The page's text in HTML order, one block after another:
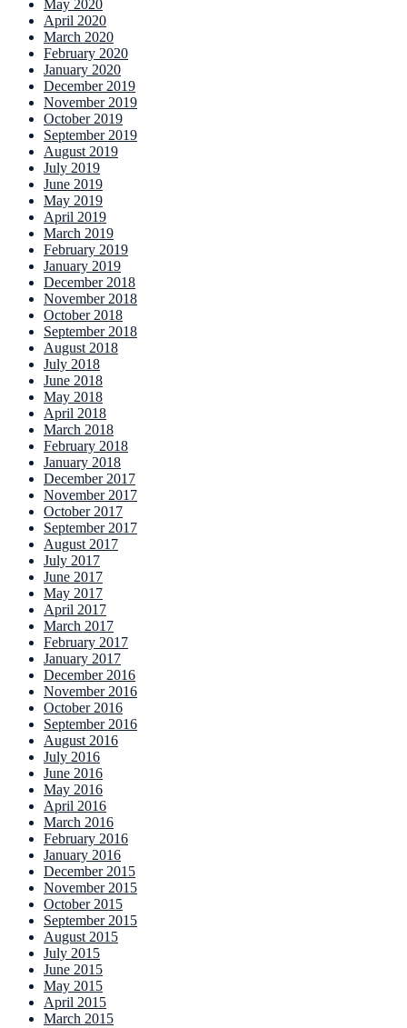
May 2020
April 2020
March 2020
February 2020
January 2020
December 2019
November 2019
October 2019
September 2019
August 2019
July 2019
June 2019
May 2019
April 2019
March 2019
February 2019
January 2019
December 2018
November 2018
October 2018
September 2018
August 2018
July 2018
June 2018
May 2018
April 2018
March 2018
February 2018
January 2018
December 2017
November 2017
October 2017
September 2017
August 2017
July 2017
June 2017
May 2017
April 2017
March 2017
February 2017
January 2017
December 2016
November 2016
October 2016
September 2016
August 2016
July 2016
June 2016
May 2016
April 2016
March 2016
February 2016
January 2016
December 2015
November 2015
October 2015
September 2015
August 2015
July 2015
June 2015
May 2015
April 2015
March 2015